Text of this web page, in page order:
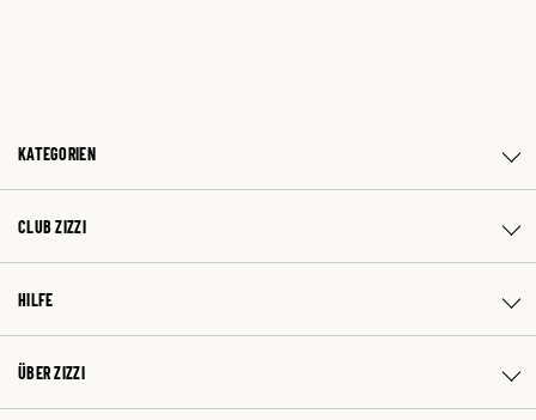
KATEGORIEN
CLUB ZIZZI
HILFE
ÜBER ZIZZI